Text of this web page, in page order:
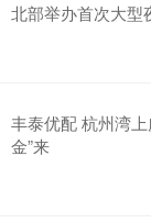
北部举办首次大型
丰泰优配 杭州湾上
金”来